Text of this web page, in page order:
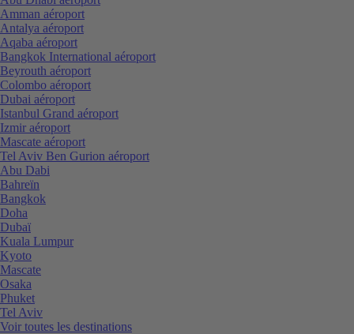
Amman aéroport
Antalya aéroport
Aqaba aéroport
Bangkok International aéroport
Beyrouth aéroport
Colombo aéroport
Dubai aéroport
Istanbul Grand aéroport
Izmir aéroport
Mascate aéroport
Tel Aviv Ben Gurion aéroport
Abu Dabi
Bahreïn
Bangkok
Doha
Dubaï
Kuala Lumpur
Kyoto
Mascate
Osaka
Phuket
Tel Aviv
Voir toutes les destinations